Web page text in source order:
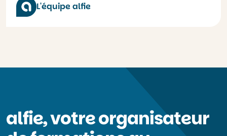
L'équipe alfie
alfie, votre organisateur